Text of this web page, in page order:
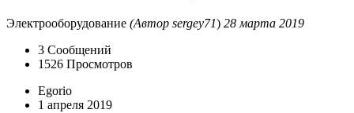
Электрооборудование (Автор sergey71) 28 марта 2019
3 Сообщений
1526 Просмотров
Egorio
1 апреля 2019